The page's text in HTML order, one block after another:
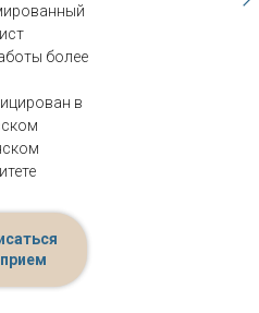
более
в